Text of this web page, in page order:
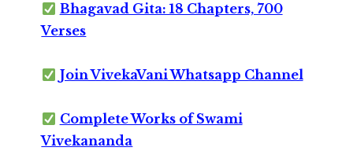
Bhagavad Gita: 18 Chapters, 700
Verses
Join VivekaVani Whatsapp Channel
Complete Works of Swami
Vivekananda